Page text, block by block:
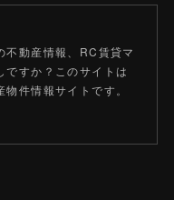
不動産情報、RC賃貸マ
ですか？このサイトは
件情報サイトです。